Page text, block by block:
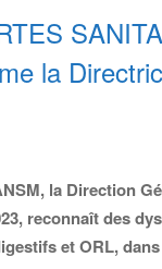
la
la Direction
reconnaît des
et ORL,